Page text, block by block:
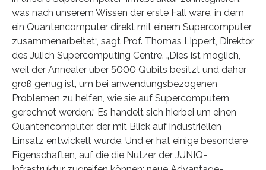
was nach unserem Wissen der erste Fall wäre, in dem
ein Quantencomputer direkt mit einem Supercomputer
zusammenarbeitet“, sagt Prof. Thomas Lippert, Direktor
des Jülich Supercomputing Centre. „Dies ist möglich,
weil der Annealer über 5000 Qubits besitzt und daher
groß genug ist, um bei anwendungsbezogenen
Problemen zu helfen, wie sie auf Supercomputern
gerechnet werden.“ Es handelt sich hierbei um einen
Quantencomputer, der mit Blick auf industriellen
Einsatz entwickelt wurde. Und er hat einige besondere
Eigenschaften, auf die die Nutzer der JUNIQ-